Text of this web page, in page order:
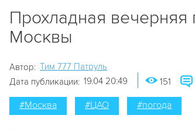
Прохладная вечерняя
Москвы
Автор: Tим 777 Патруль
Дата публикации: 19.04 20:49 151
#Москва #ЦАО #погода